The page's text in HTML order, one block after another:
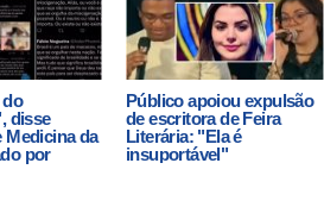
do
disse
Medicina da
por
Público apoiou expulsão
de escritora de Feira
Literária: "Ela é
insuportável"